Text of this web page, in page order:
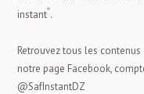
instant®.
Retrouvez tous les
notre page Facebook,
@SafInstantDZ